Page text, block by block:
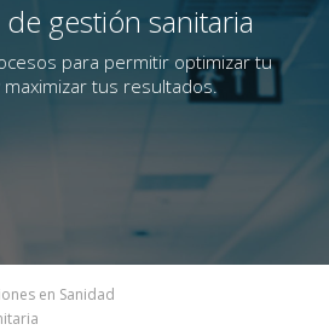
gestión sanitaria
para permitir optimizar tu
maximizar tus resultados.
en Sanidad